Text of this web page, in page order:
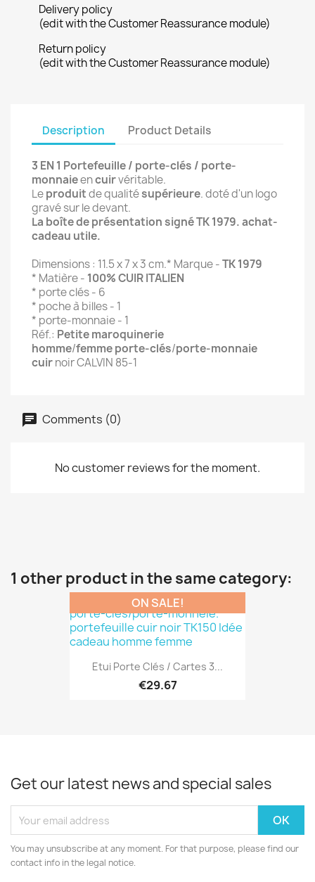
Delivery policy
(edit with the Customer Reassurance module)
Return policy
(edit with the Customer Reassurance module)
Description Product Details
3 EN 1 Portefeuille / porte-clés / porte-
monnaieencuirvéritable.
Leproduitde qualitésupérieure. doté d'un logo
gravé sur le devant.
La boîte de présentation signé TK 1979. achat-
cadeau utile.
Dimensions : 11.5 x 7 x 3 cm.* Marque -TK 1979
* Matière - 100% CUIR ITALIEN
* porte clés - 6
* poche à billes - 1
* porte-monnaie - 1
Réf.: Petite maroquinerie
homme/femmeporte-clés/porte-monnaie
cuirnoir CALVIN 85-1
Comments (0)
No customer reviews for the moment.
1 other product in the same category:
Etui Porte Clés / Cartes 3...
€29.67
ON SALE!
Get our latest news and special sales
You may unsubscribe at any moment. For that purpose, please find our
contact info in the legal notice.